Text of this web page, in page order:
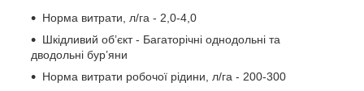
Норма витрати, л/га - 2,0-4,0
Шкідливий об’єкт - Багаторічні однодольні та
дводольні бур’яни
Норма витрати робочої рідини, л/га - 200-300